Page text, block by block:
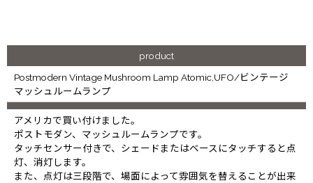
product
Postmodern Vintage Mushroom Lamp Atomic,UFO/ビンテージ
マッシュルームランプ
アメリカで買い付けました。
ポストモダン、マッシュルームランプです。
タッチセンサー付きで、シェードまたはベースにタッチすると点
灯、消灯します。
また、点灯は三段階で、場面によって雰囲気を替えることが出来